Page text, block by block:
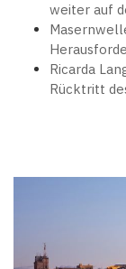
weiter auf
Ricarda
Rücktritt